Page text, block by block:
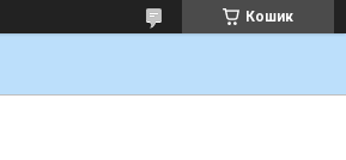
Кошик